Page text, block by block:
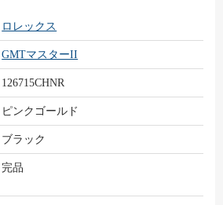
ロレックス
GMTマスターII
126715CHNR
ピンクゴールド
ブラック
完品